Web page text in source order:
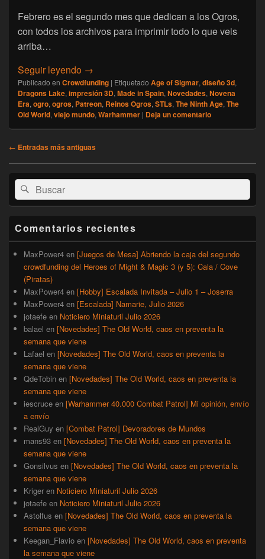
Febrero es el segundo mes que dedican a los Ogros,
con todos los archivos para imprimir todo lo que veis
arriba…
Seguir leyendo [Dragon’s Lake] Novedades de Febrero ’26
→
Publicado en Crowdfunding | Etiquetado Age of Sigmar, diseño 3d,
Dragons Lake, impresión 3D, Made in Spain, Novedades, Novena
Era, ogro, ogros, Patreon, Reinos Ogros, STLs, The Ninth Age, The
Old World, viejo mundo, Warhammer | Deja un comentario
Navegación
← Entradas más antiguas
área
de
widget
lateral
primaria
Buscar
por:
Buscar
Comentarios recientes
MaxPower4 en [Juegos de Mesa] Abriendo la caja del segundo
crowdfunding del Heroes of Might & Magic 3 (y 5): Cala / Cove
(Piratas)
MaxPower4 en [Hobby] Escalada Invitada – Julio 1 – Joserra
MaxPower4 en [Escalada] Namarie, Julio 2026
jotaefe en Noticiero Miniaturil Julio 2026
balael en [Novedades] The Old World, caos en preventa la
semana que viene
Lafael en [Novedades] The Old World, caos en preventa la
semana que viene
QdeTobin en [Novedades] The Old World, caos en preventa la
semana que viene
iescruce en [Warhammer 40.000 Combat Patrol] Mi opinión, envío
a envío
RealGuy en [Combat Patrol] Devoradores de Mundos
mans93 en [Novedades] The Old World, caos en preventa la
semana que viene
Gonsilvus en [Novedades] The Old World, caos en preventa la
semana que viene
Kriger en Noticiero Miniaturil Julio 2026
jotaefe en Noticiero Miniaturil Julio 2026
Astolfus en [Novedades] The Old World, caos en preventa la
semana que viene
Keegan_Flavio en [Novedades] The Old World, caos en preventa
la semana que viene